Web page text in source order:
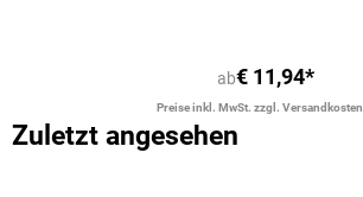
ab€ 11,94*
Preise inkl. MwSt. zzgl. Versandkosten
Zuletzt angesehen